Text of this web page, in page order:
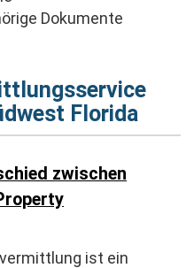
Dokumente
Florida
zwischen
ist ein